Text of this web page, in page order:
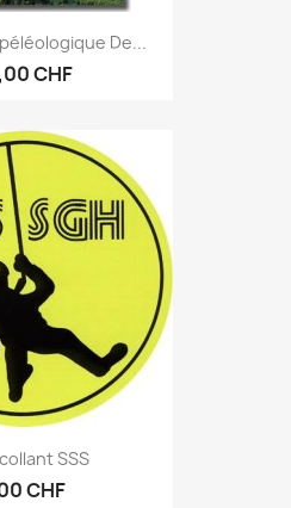
De...
CHF
SSS
CHF